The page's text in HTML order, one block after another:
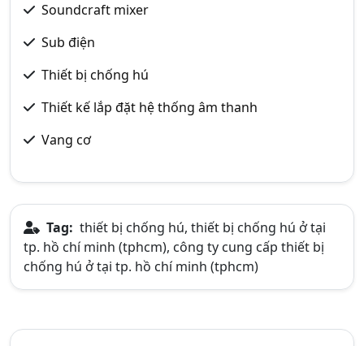
Soundcraft mixer
Sub điện
Thiết bị chống hú
Thiết kế lắp đặt hệ thống âm thanh
Vang cơ
Tag: thiết bị chống hú, thiết bị chống hú ở tại
tp. hồ chí minh (tphcm), công ty cung cấp thiết bị
chống hú ở tại tp. hồ chí minh (tphcm)